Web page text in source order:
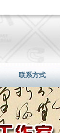
联系方式